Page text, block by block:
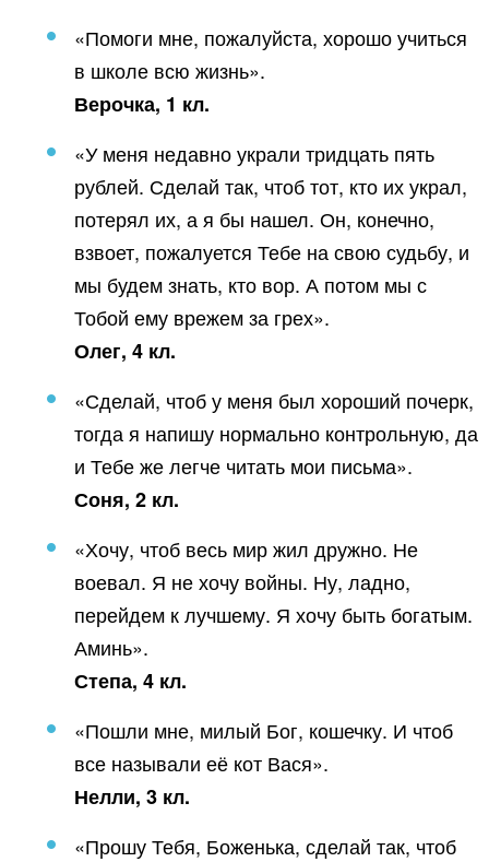
«Помоги мне, пожалуйста, хорошо учиться
в школе всю жизнь».
Верочка, 1 кл.
«У меня недавно украли тридцать пять
рублей. Сделай так, чтоб тот, кто их украл,
потерял их, а я бы нашел. Он, конечно,
взвоет, пожалуется Тебе на свою судьбу, и
мы будем знать, кто вор. А потом мы с
Тобой ему врежем за грех».
Олег, 4 кл.
«Сделай, чтоб у меня был хороший почерк,
тогда я напишу нормально контрольную, да
и Тебе же легче читать мои письма».
Соня, 2 кл.
«Хочу, чтоб весь мир жил дружно. Не
воевал. Я не хочу войны. Ну, ладно,
перейдем к лучшему. Я хочу быть богатым.
Аминь».
Степа, 4 кл.
«Пошли мне, милый Бог, кошечку. И чтоб
все называли её кот Вася».
Нелли, 3 кл.
«Прошу Тебя, Боженька, сделай так, чтоб